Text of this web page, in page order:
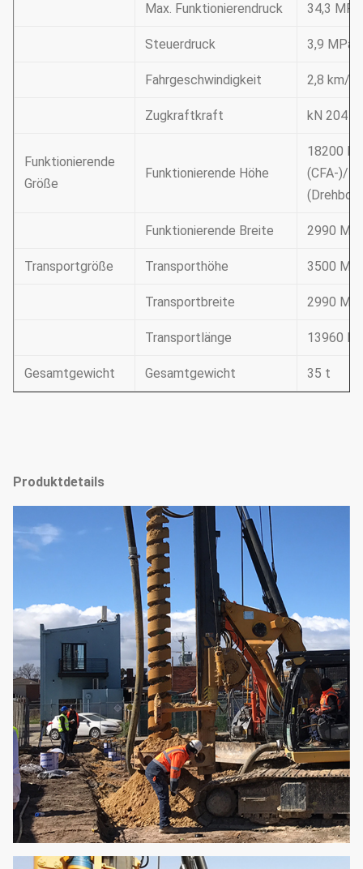
Max. Funktionierendruck 34,3 MPa
Steuerdruck 3,9 MPa
Fahrgeschwindigkeit 2,8 km/h
Zugkraftkraft kN 204
Funktionierende
Größe
Funktionierende Höhe
18200
(CFA-)/
Funktionierende Breite 2990
Transportgröße Transporthöhe 3500
Transportbreite 2990
Transportlänge 13960
Gesamtgewicht Gesamtgewicht 35 t
Produktdetails